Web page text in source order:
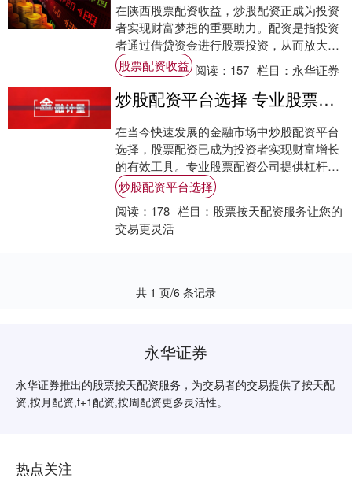
在陕西股票配资收益，炒股配资正成为投资
者实现财富梦想的重要助力。配资是指投资
者通过借贷资金进行股票投资，从而放大投
资收益。 * 放大收益：配资可以放大投资者
的收....
股票配资收益 阅读： 157 栏目： 永华证券
炒股配资平台选择 专业股票配资，助力财富增长
在当今快速发展的金融市场中炒股配资平台
选择，股票配资已成为投资者实现财富增长
的有效工具。专业股票配资公司提供杠杆资
金，放大投资者的资金规模，从而提升潜在
收益。 ....
炒股配资平台选择
阅读： 178 栏目： 股票按天配资服务让您的
交易更灵活
共 1 页/6 条记录
永华证券
永华证券推出的股票按天配资服务，为交易者的交易提供了按天配
资,按月配资,t+1配资,按周配资更多灵活性。
热点关注